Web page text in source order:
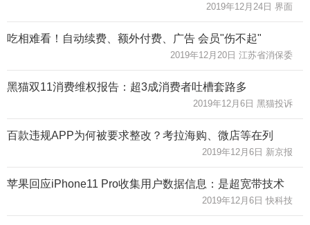
2019年12月24日 界面
吃相难看！自动续费、额外付费、广告 会员"伤不起"
2019年12月20日 江苏省消保委
黑猫双11消费维权报告：超3成消费者吐槽套路多
2019年12月6日 黑猫投诉
百款违规APP为何被要求整改？考拉海购、微店等在列
2019年12月6日 新京报
苹果回应iPhone11 Pro收集用户数据信息：是超宽带技术
2019年12月6日 快科技